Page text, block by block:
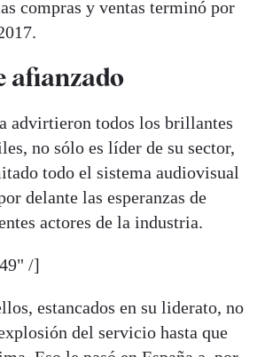
compras y ventas terminó por
afianzado
advirtieron todos los brillantes
no sólo es líder de su sector,
todo el sistema audiovisual
delante las esperanzas de
actores de la industria.
/]
estancados en su liderato, no
del servicio hasta que